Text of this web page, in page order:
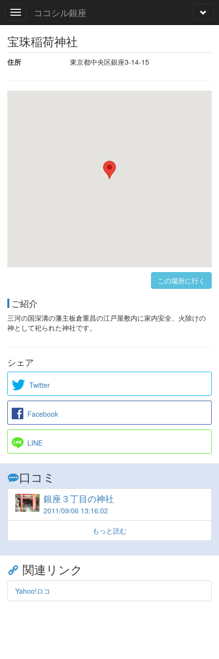
ココシル銀座
宝珠稲荷神社
住所 東京都中央区銀座3-14-15
この場所に行く
ご紹介
三河の国深溝の藩主板倉重昌の江戸屋敷内に家内安全、火除けの
神として祀られた神社です。
シェア
Twitter
Facebook
LINE
口コミ
銀座３丁目の神社
2011/09/06 13:16:02
もっと読む
関連リンク
Yahoo!ロコ